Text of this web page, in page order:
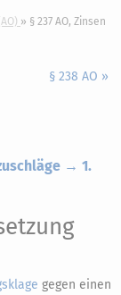
§ 237 AO, Zinsen
§ 238 AO »
→ 1.
gegen einen